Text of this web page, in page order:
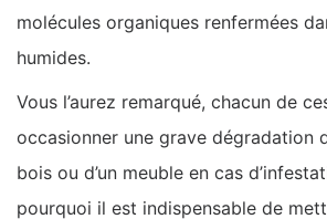
molécules organiques renfermées
humides.
Vous l’aurez remarqué, chacun de
occasionner une grave dégradation
bois ou d’un meuble en cas
pourquoi il est indispensable de